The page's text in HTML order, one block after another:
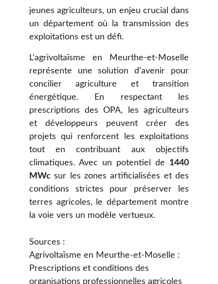
jeunes agriculteurs, un enjeu crucial dans
un département où la transmission des
exploitations est un défi.
L’agrivoltaïsme en Meurthe-et-Moselle
représente une solution d’avenir pour
concilier agriculture et transition
énergétique. En respectant les
prescriptions des OPA, les agriculteurs
et développeurs peuvent créer des
projets qui renforcent les exploitations
tout en contribuant aux objectifs
climatiques. Avec un potentiel de 1440
MWc sur les zones artificialisées et des
conditions strictes pour préserver les
terres agricoles, le département montre
la voie vers un modèle vertueux.
Sources :
Agrivoltaïsme en Meurthe-et-Moselle :
Prescriptions et conditions des
organisations professionnelles agricoles